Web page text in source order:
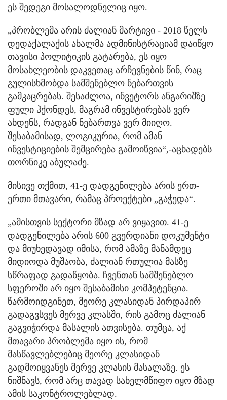
ეს შედეგი მოსალოდნელიც იყო.
„პრობლემა არის ძალიან მარტივი - 2018 წელს
დედაქალაქის ახალმა ადმინისტრაციამ დაიწყო
თავისი პოლიტიკის გატარება, ეს იყო
მოსახლეობის დაკვეთაც არჩევნების წინ, რაც
გულისხმობდა სამშენებლო ნებართვის
გამკაცრებას. შესაძლოა, ინვეტორს ანგარიშზე
ფული ჰქონდეს, მაგრამ ინვესტირებას ვერ
ახდენს, რადგან ნებართვა ვერ მიიღო.
შესაბამისად, ლოგიკურია, რომ ამან
ინვესტიციების შემცირება გამოიწვია“,-აცხადებს
თორნიკე აბულაძე.
მისივე თქმით, 41-ე დადგენილება არის ერთ-
ერთი მთავარი, რამაც პროექტები „გაჭედა“.
„ამისთვის სექტორი მზად არ ვიყავით. 41-ე
დადგენილება არის 600 გვერდიანი დოკუმენტი
და მიუხედავად იმისა, რომ ამაზე მანამდეც
მიდიოდა მუშაობა, ძალიან რთულია მასზე
სწრაფად გადაწყობა. ჩვენთან სამშენებლო
სფეროში არ იყო შესაბამისი კომპეტენცია.
წარმოიდგინეთ, მეორე კლასიდან პირდაპირ
გადაგვსვეს მერვე კლასში, რის გამოც ძალიან
გაგვიჭირდა მასალის ათვისება. თუმცა, აქ
მთავარი პრობლემა იყო ის, რომ
მასწავლებლებიც მეორე კლასიდან
გადმოიყვანეს მერვე კლასის მასალაზე. ეს
ნიშნავს, რომ არც თავად სახელმწიფო იყო მზად
ამის საკონტროლებლად.